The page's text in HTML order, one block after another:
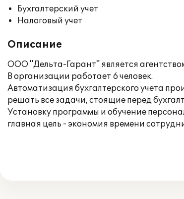
Бухгалтерский учет
Налоговый учет
Описание
ООО "Дельта-Гарант" является
В организации работает 6 человек.
Автоматизация бухгалтерского учета
решать все задачи, стоящие перед
Установку программы и обучение
главная цель - экономия времени